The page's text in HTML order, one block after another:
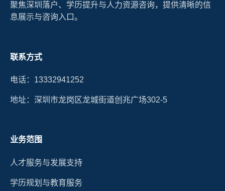
聚焦深圳落户、学历提升与人力资源咨询，提供清晰的信
息展示与咨询入口。
联系方式
电话：13332941252
地址：深圳市龙岗区龙城街道创兆广场302-5
业务范围
人才服务与发展支持
学历规划与教育服务